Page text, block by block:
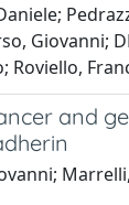
Giovanni;
Roviello,
and